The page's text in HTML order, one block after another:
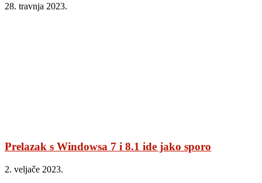
28. travnja 2023.
Prelazak s Windowsa 7 i 8.1 ide jako sporo
2. veljače 2023.